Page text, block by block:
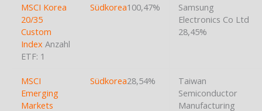
MSCI Korea
20/35
Custom
Index Anzahl
ETF: 1
Südkorea100,47%
Samsung
Electronics Co Ltd
28,45%
MSCI
Emerging
Markets
Südkorea28,54%
Taiwan
Semiconductor
Manufacturing